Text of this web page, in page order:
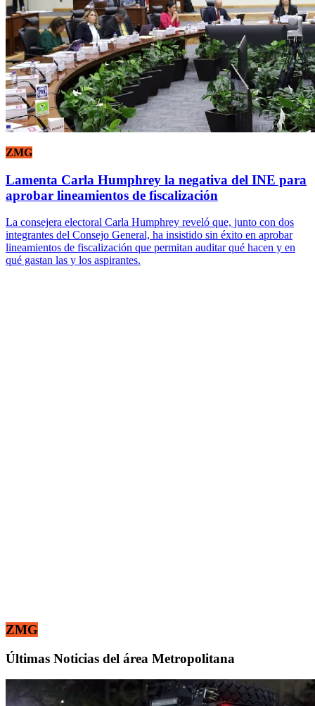
ZMG
Lamenta Carla Humphrey la negativa del INE para
aprobar lineamientos de fiscalización
La consejera electoral Carla Humphrey reveló que, junto con dos
integrantes del Consejo General, ha insistido sin éxito en aprobar
lineamientos de fiscalización que permitan auditar qué hacen y en
qué gastan las y los aspirantes.
ZMG
Últimas Noticias del área Metropolitana